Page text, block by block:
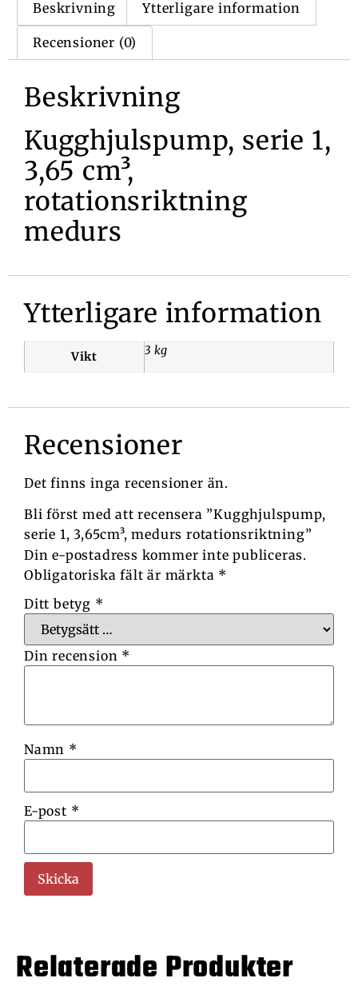
Beskrivning Ytterligare information
Recensioner (0)
Beskrivning
Kugghjulspump, serie 1,
3,65 cm³,
rotationsriktning
medurs
Ytterligare information
Vikt 3 kg
Recensioner
Det finns inga recensioner än.
Bli först med att recensera ”Kugghjulspump,
serie 1, 3,65cm³, medurs rotationsriktning”
Din e-postadress kommer inte publiceras.
Obligatoriska fält är märkta *
Ditt betyg *
Din recension *
Namn *
E-post *
Relaterade Produkter